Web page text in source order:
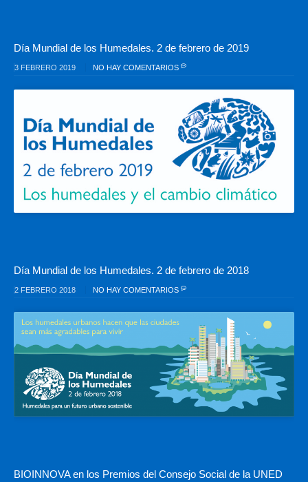
Día Mundial de los Humedales. 2 de febrero de 2019
3 FEBRERO 2019 NO HAY COMENTARIOS
Día Mundial de los Humedales. 2 de febrero de 2018
2 FEBRERO 2018 NO HAY COMENTARIOS
BIOINNOVA en los Premios del Consejo Social de la UNED